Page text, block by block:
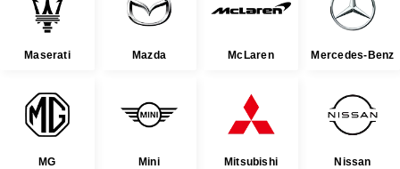
Maserati Mazda McLaren Mercedes-Benz
MG Mini Mitsubishi Nissan